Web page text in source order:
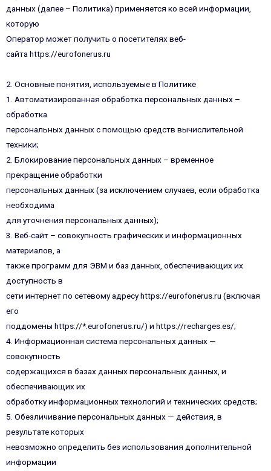
данных (далее – Политика) применяется ко всей информации,
которую
Оператор может получить о посетителях веб-
сайта https://eurofonerus.ru
2. Основные понятия, используемые в Политике
1. Автоматизированная обработка персональных данных –
обработка
персональных данных с помощью средств вычислительной
техники;
2. Блокирование персональных данных – временное
прекращение обработки
персональных данных (за исключением случаев, если обработка
необходима
для уточнения персональных данных);
3. Веб-сайт – совокупность графических и информационных
материалов, а
также программ для ЭВМ и баз данных, обеспечивающих их
доступность в
сети интернет по сетевому адресу https://eurofonerus.ru (включая
его
поддомены https://*.eurofonerus.ru/) и https://recharges.es/;
4. Информационная система персональных данных —
совокупность
содержащихся в базах данных персональных данных, и
обеспечивающих их
обработку информационных технологий и технических средств;
5. Обезличивание персональных данных — действия, в
результате которых
невозможно определить без использования дополнительной
информации